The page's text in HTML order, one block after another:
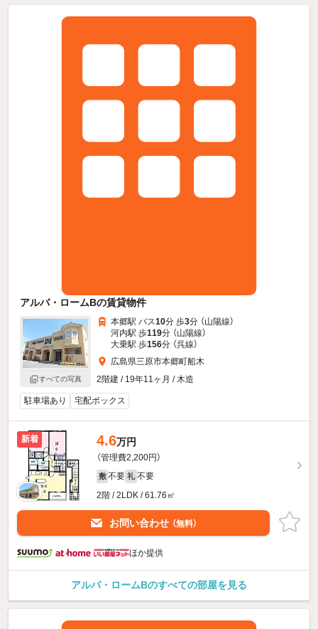
アルバ・ロームBの賃貸物件
すべての写真
本郷駅 バス10分 歩3分 （山陽線）
河内駅 歩119分 （山陽線）
大乗駅 歩156分 （呉線）
広島県三原市本郷町船木
2階建 / 19年11ヶ月 / 木造
駐車場あり 宅配ボックス
新着 4.6万円
（管理費2,200円）
敷 不要 礼 不要
2階 / 2LDK / 61.76㎡
お問い合わせ （無料）
ほか提供
アルバ・ロームBのすべての部屋を見る